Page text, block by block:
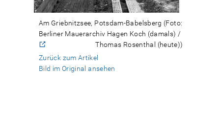
Am Griebnitzsee, Potsdam-Babelsberg (Foto:
Berliner Mauerarchiv Hagen Koch (damals) /
Thomas Rosenthal (heute))
Zurück zum Artikel
Bild im Original ansehen